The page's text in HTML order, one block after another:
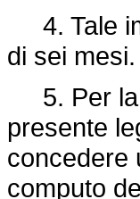
4. Tale
di sei mesi.
5. Per la
presente
concedere
computo